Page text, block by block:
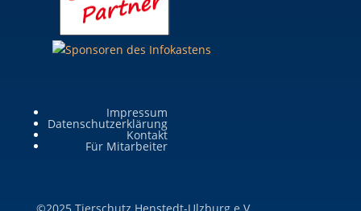
Impressum
Datenschutzerklärung
Kontakt
Für Mitarbeiter